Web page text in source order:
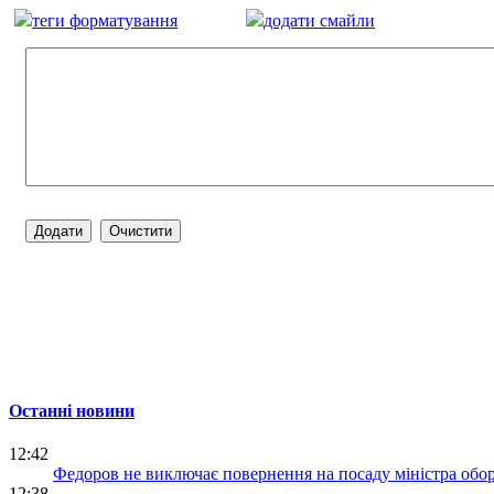
теги форматування додати смайли
Останні новини
12:42
Федоров не виключає повернення на посаду міністра